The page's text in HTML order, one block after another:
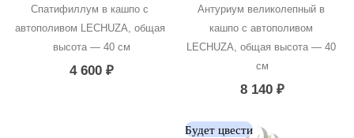
Спатифиллум в кашпо с
автополивом LECHUZA, общая
высота — 40 см
4 600 ₽
Антуриум великолепный в
кашпо с автополивом
LECHUZA, общая высота — 40
см
8 140₽
Будет цвести